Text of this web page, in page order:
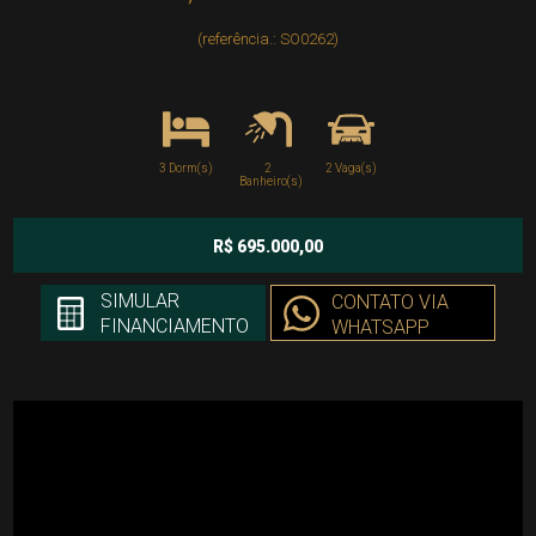
(referência.: SO0262)
3 Dorm(s)
2
Banheiro(s)
2 Vaga(s)
R$ 695.000,00
SIMULAR
FINANCIAMENTO
CONTATO VIA
WHATSAPP